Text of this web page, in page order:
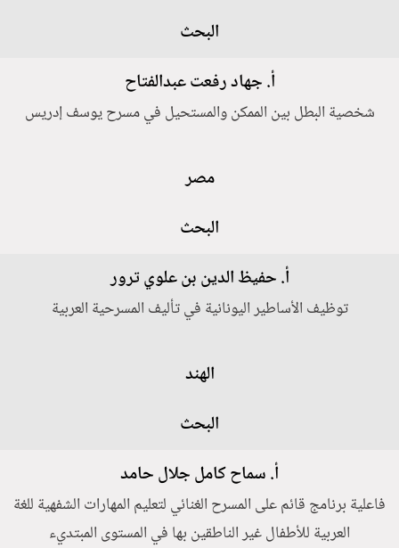
البحث
أ. جهاد رفعت عبدالفتاح
شخصية البطل بين الممكن والمستحيل في مسرح يوسف إدريس
مصر
البحث
أ. حفيظ الدين بن علوي ترور
توظيف الأساطير اليونانية في تأليف المسرحية العربية
الهند
البحث
أ. سماح كامل جلال حامد
فاعلية برنامج قائم على المسرح الغنائي لتعليم المهارات الشفهية للغة
العربية للأطفال غير الناطقين بها في المستوى المبتديء